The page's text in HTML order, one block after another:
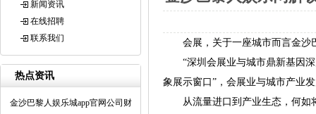
新闻资讯
在线招聘
联系我们
热点资讯
金沙巴黎人娱乐城app官网公司财
会展，关于一座城市而言金沙
“深圳会展业与城市鼎新基因深
象展示窗口”，会展业与城市产业
从流量进口到产业生态，何如将